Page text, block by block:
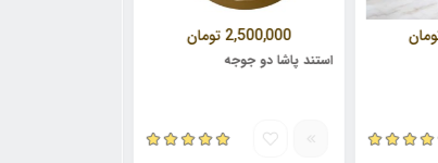
2,500,000تومان
استند پاشا دو جوجه